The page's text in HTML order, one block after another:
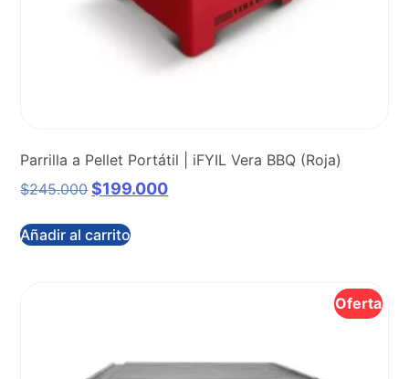
Parrilla a Pellet Portátil | iFYIL Vera BBQ (Roja)
$245.000 $199.000
Añadir al carrito
Oferta